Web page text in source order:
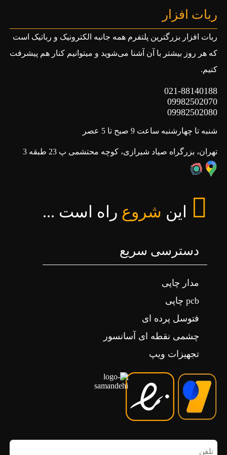
ویژگی ها ماژول MP3 PLAYER رم خور و
فلش خور
پشتیبانی از SD کارت تا ظرفیت ۱۶ گیگ
اتصال به بلندگو بدون نیاز به لحیم کاری
قابلیت تنظیم دستی پخش صدا
پشتیبانی از فرمت MP3
فلش خور
فلش خور کردن ظبط کاست دار خودرو پراید، فلش خور
کردن پخش پایونیر، سمند، پیکان، ماگزیما یا هر خودرو دیگر .
آیوا، سامسونگ و انواع اسپکیر و سینمای خانگی با این دستگاه
ربات افزار
ربات افزار بزرگترین پلتفرم همه جانبه الکترونیک و رباتیک است
که هر روز بیشتر با آن آشنا می‌شوید و میتوانیم کنار هم پیشرفت
کنیم.
021-88140188
09982502070
09982502080
شنبه تا چهارشنبه ساعت 9 صبح تا 5 عصر
تهران، بزرگراه صیاد شیرازی، کوچه محتشمی پ 23 طبقه 3
این شروع راه است ...
دسترسی سریع
مدار چاپی
pcb چاپی
فتوسل پرده ای
چشمی نقطه ای آسانسور
تجهیزات ویپ
تلفن